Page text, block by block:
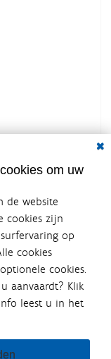
om uw
de website
cookies zijn
op
cookies
cookies.
aanvaardt? Klik
leest u in het
is een
zijn. Ook